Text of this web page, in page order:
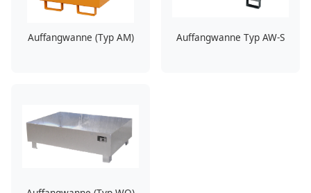
Auffangwanne (Typ AM) Auffangwanne Typ AW-S